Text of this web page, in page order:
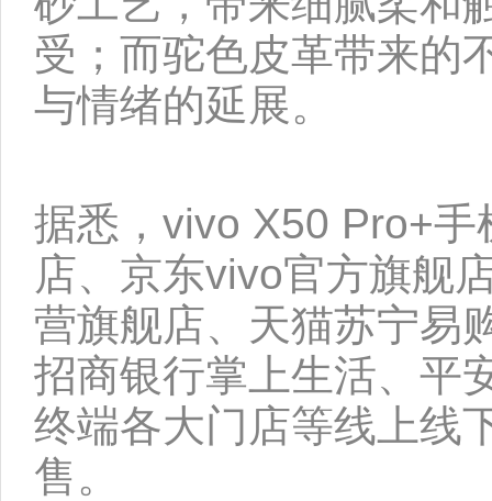
受；而驼色皮革带来的
与情绪的延展。
据悉，vivo X50 Pro+
店、京东vivo官方旗舰
营旗舰店、天猫苏宁易
招商银行掌上生活、平
终端各大门店等线上线
售。